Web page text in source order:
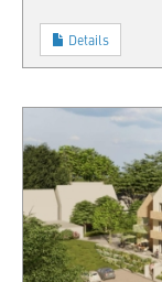
Details